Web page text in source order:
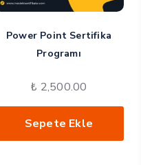
Power Point Sertifika
Programı
₺ 2,500.00
Sepete Ekle